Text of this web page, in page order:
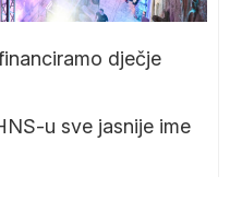
dječje
u sve jasnije ime